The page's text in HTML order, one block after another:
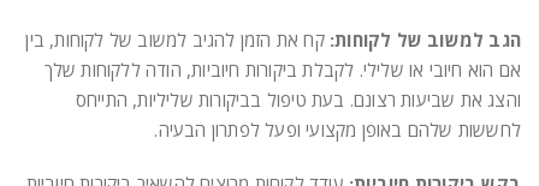
הגב למשוב של לקוחות: קח את הזמן להגיב למשוב של לקוחות, בין
אם הוא חיובי או שלילי. לקבלת ביקורות חיוביות, הודה ללקוחות שלך
והצג את שביעות רצונם. בעת טיפול בביקורות שליליות, התייחס
לחששות שלהם באופן מקצועי ופעל לפתרון הבעיה.